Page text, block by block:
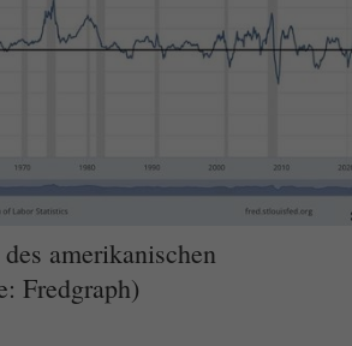
amerikanischen
Fredgraph)